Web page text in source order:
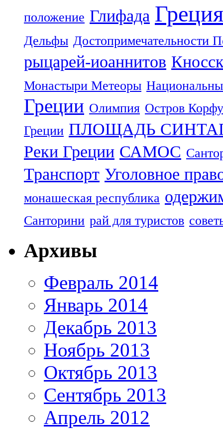
положение Глифада Греция
Дельфы Достопримечательности
рыцарей-иоаннитов
Монастыри Метеоры
Греции Олимпия Остров Корфу
Греции ПЛОЩАДЬ
Реки Греции САМОС
Транспорт Уголовное
монашеская республика
Санторини рай для туристов
Архивы
Февраль 2014
Январь 2014
Декабрь 2013
Ноябрь 2013
Октябрь 2013
Сентябрь 2013
Апрель 2012